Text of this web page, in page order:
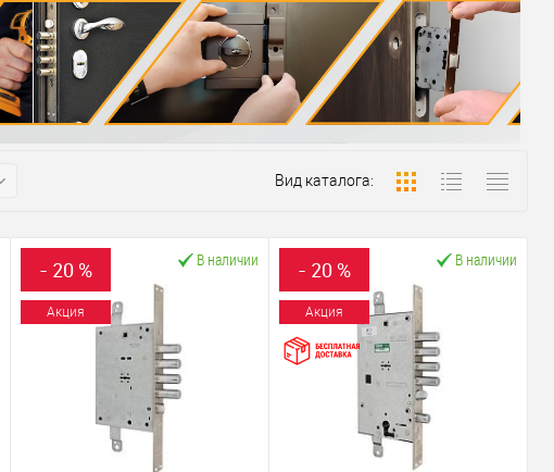
Вид каталога:
- 20 %
Акция
В наличии - 20 %
Акция
В наличии